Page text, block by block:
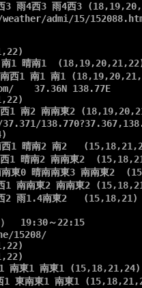
3 雨4西3 雨4西3
admi/15/
1 晴南1
西1 南1 南1
　37.36N 138.77E
1 南2 南南東2
1 晴南2 南2
1 晴南2 南南東2
東0 晴南南東3 南南東2
南南東2 南南東2
2 雨1.4南東2   (15,18,21)
）  19:30～22:15
15208/
南東1 南東1 (15,18,21,24)
1 東南東1 南東1